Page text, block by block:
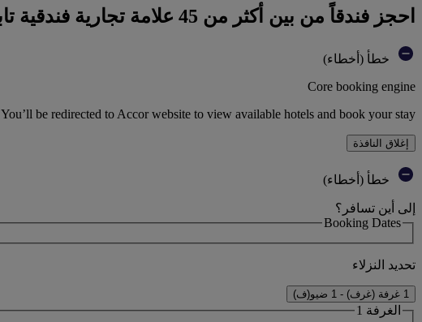
احجز فندقاً من بين أكثر من 45 علامة تجارية فندقية تابعة لمجموعة أكور
خطأ (أخطاء)
Core booking engine
You’ll be redirected to Accor website to view available hotels and book your stay
إغلاق النافذة
خطأ (أخطاء)
إلى أين تسافر؟
Booking Dates
تحديد النزلاء
1 غرفة (غرف) - 1 ضيو(ف)
الغرفة 1